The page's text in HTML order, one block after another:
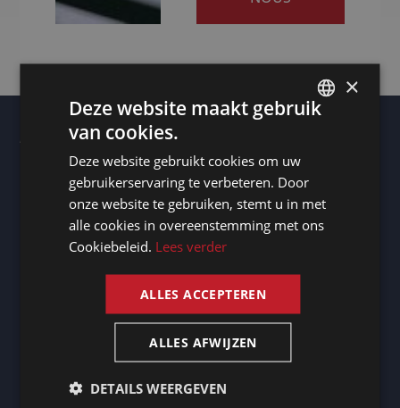
Autres lieux
Vous avez besoin d’une traduction en turc ? -
Traductions professionnelles
Transcripteur Maseru
Transcripteur La Louvière
Vous avez besoin d’un interprète à Enghien ? - Services
d’interprétation professionnels
Transcripteur Zwolle
Vous avez besoin d’un interprète à Sucre ? - Services
d’interprétation professionnels
Vous avez besoin d’un interprète à Copenhague ? -
Services d’interprétation professionnels
Services d’interprétation professionnels
Transcripteur Heerhugowaard
Transcripteur Almelo
FRENCH
×
Deze website maakt gebruik
van cookies.
Deze website gebruikt cookies om uw
gebruikerservaring te verbeteren. Door
onze website te gebruiken, stemt u in met
alle cookies in overeenstemming met ons
Cookiebeleid. Lees verder
ALLES ACCEPTEREN
ALLES AFWIJZEN
DETAILS WEERGEVEN